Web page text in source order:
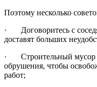
Поэтому несколько
· Договоритесь с
доставят больших
· Строительный мусор
обрушения, чтобы
работ;